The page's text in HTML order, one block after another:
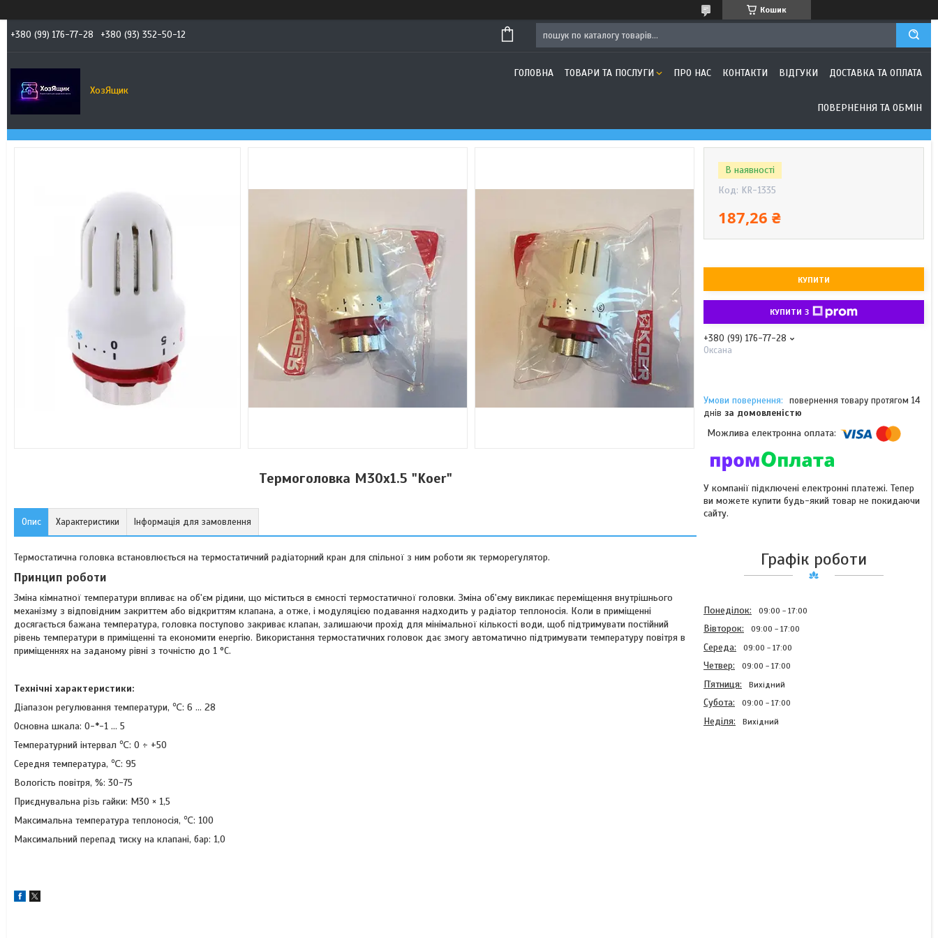
Кошик
+380 (99) 176-77-28 +380 (93) 352-50-12
ХозЯщик
ГОЛОВНА ТОВАРИ ТА ПОСЛУГИ ПРО НАС КОНТАКТИ ВІДГУКИ ДОСТАВКА ТА ОПЛАТА
ПОВЕРНЕННЯ ТА ОБМІН
Термоголовка M30x1.5 "Koer"
Опис Характеристики Інформація для замовлення
Термостатична головка встановлюється на термостатичний радіаторний кран для спільної з ним роботи як терморегулятор.
Принцип роботи
Зміна кімнатної температури впливає на об'єм рідини, що міститься в ємності термостатичної головки. Зміна об'єму викликає переміщення внутрішнього
механізму з відповідним закриттем або відкриттям клапана, а отже, і модуляцією подавання надходить у радіатор теплоносія. Коли в приміщенні
досягається бажана температура, головка поступово закриває клапан, залишаючи прохід для мінімальної кількості води, щоб підтримувати постійний
рівень температури в приміщенні та економити енергію. Використання термостатичних головок дає змогу автоматично підтримувати температуру повітря в
приміщеннях на заданому рівні з точністю до 1 °C.
Технічні характеристики:
Діапазон регулювання температури, ℃: 6 ... 28
Основна шкала: 0-*-1 ... 5
Температурний інтервал ℃: 0 ÷ +50
Середня температура, ℃: 95
Вологість повітря, %: 30-75
Приєднувальна різь гайки: M30 × 1,5
Максимальна температура теплоносія, ℃: 100
Максимальний перепад тиску на клапані, бар: 1,0
В наявності
Код: KR-1335
187,26 ₴
КУПИТИ
КУПИТИ З
+380 (99) 176-77-28
Оксана
повернення товару протягом 14
днів за домовленістю
У компанії підключені електронні платежі. Тепер
ви можете купити будь-який товар не покидаючи
сайту.
Графік роботи
Понеділок 09:00 17:00
Вівторок 09:00 17:00
Середа 09:00 17:00
Четвер 09:00 17:00
Пʼятниця Вихідний
Субота 09:00 17:00
Неділя Вихідний